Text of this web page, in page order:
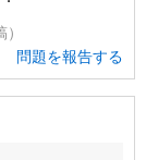
問題を報告する